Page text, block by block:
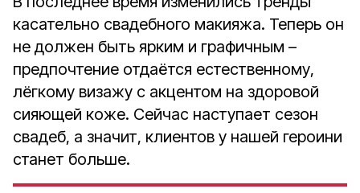
касательно свадебного макияжа. Теперь он
не должен быть ярким и графичным –
предпочтение отдаётся естественному,
лёгкому визажу с акцентом на здоровой
сияющей коже. Сейчас наступает сезон
свадеб, а значит, клиентов у нашей героини
станет больше.